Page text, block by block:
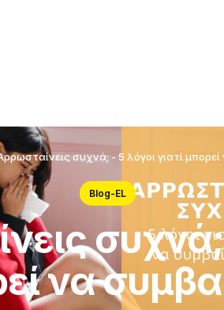
συχνά; - 5 λόγοι γιατί
Blog-EL
συχνά;
να